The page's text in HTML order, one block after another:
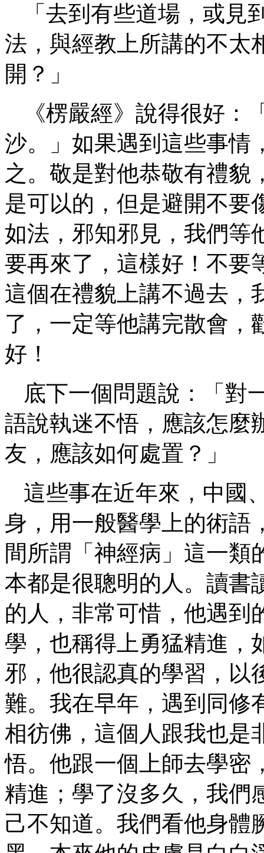
「去到有些道場，或
法，與經教上所講的不太
開？」
《楞嚴經》說得很好
沙。」如果遇到這些事情
之。敬是對他恭敬有禮貌
是可以的，但是避開不要
如法，邪知邪見，我們等
要再來了，這樣好！不要
這個在禮貌上講不過去，
了，一定等他講完散會，
好！
底下一個問題說：「對
語說執迷不悟，應該怎麼
友，應該如何處置？」
這些事在近年來，中國
身，用一般醫學上的術語
間所謂「神經病」這一類
本都是很聰明的人。讀書
的人，非常可惜，他遇到
學，也稱得上勇猛精進，
邪，他很認真的學習，以
難。我在早年，遇到同修
相彷佛，這個人跟我也是
悟。他跟一個上師去學密
精進；學了沒多久，我們
己不知道。我們看他身體